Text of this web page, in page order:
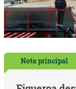
Nota principal